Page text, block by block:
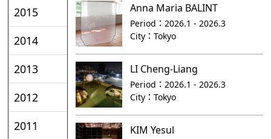
2015
2014
2013
2012
2011
Anna Maria BALINT
Period：2026.1 - 2026.3
City：Tokyo
LI Cheng-Liang
Period：2026.1 - 2026.3
City：Tokyo
KIM Yesul